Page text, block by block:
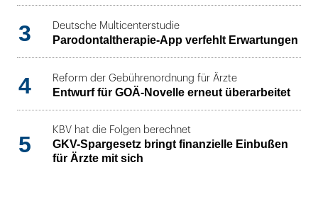
3 Deutsche Multicenterstudie
Parodontaltherapie-App verfehlt Erwartungen
4 Reform der Gebührenordnung für Ärzte
Entwurf für GOÄ-Novelle erneut überarbeitet
5
KBV hat die Folgen berechnet
GKV-Spargesetz bringt finanzielle Einbußen
für Ärzte mit sich